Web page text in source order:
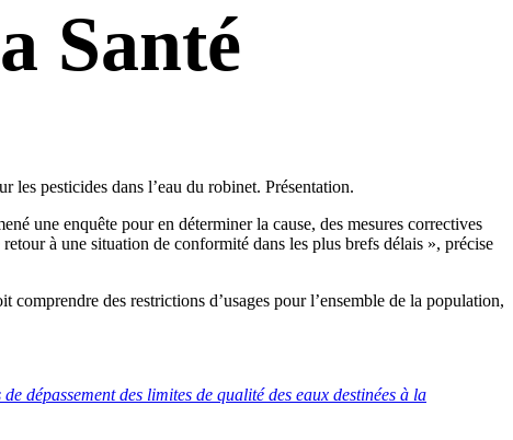
Santé
les pesticides dans l’eau du robinet. Présentation.
une enquête pour en déterminer la cause, des mesures correctives
à une situation de conformité dans les plus brefs délais », précise
des restrictions d’usages pour l’ensemble de la population,
dépassement des limites de qualité des eaux destinées à la